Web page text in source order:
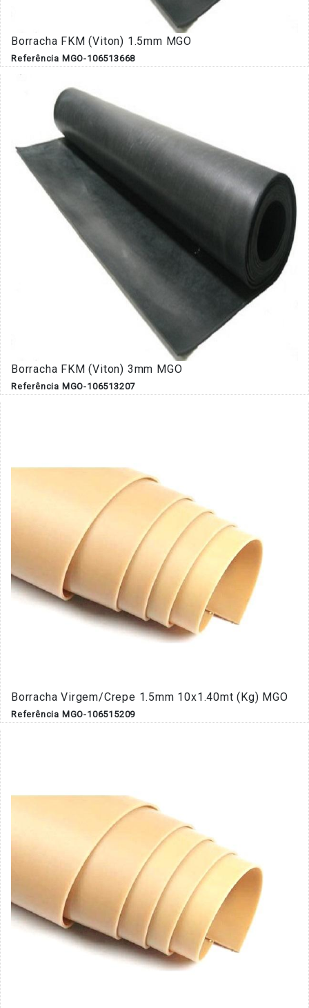
Borracha FKM (Viton) 1.5mm MGO
Referência MGO-106513668
Borracha FKM (Viton) 3mm MGO
Referência MGO-106513207
Borracha Virgem/Crepe 1.5mm 10x1.40mt (Kg) MGO
Referência MGO-106515209